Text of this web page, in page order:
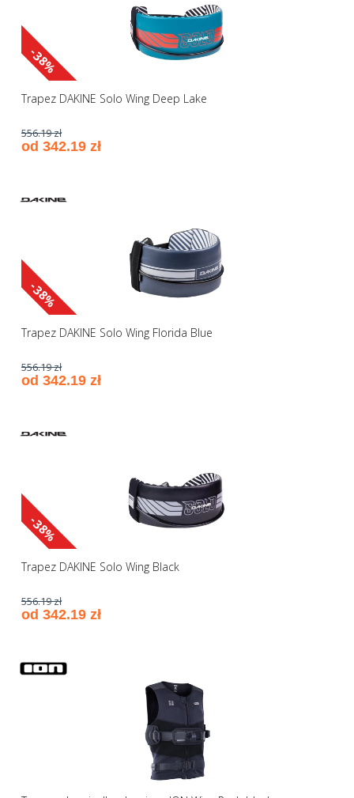
-38%
Trapez DAKINE Solo Wing Deep Lake
556.19 zł
od 342.19 zł
-38%
Trapez DAKINE Solo Wing Florida Blue
556.19 zł
od 342.19 zł
-38%
Trapez DAKINE Solo Wing Black
556.19 zł
od 342.19 zł